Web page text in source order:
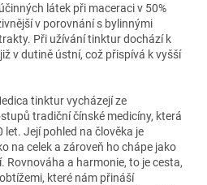
látek při maceraci v 50%
v porovnání s bylinnými
Při užívání tinktur dochází k
v dutině ústní, což přispívá k vyšší
tinktur vycházejí ze
tradiční čínské medicíny, která
let. Její pohled na člověka je
na celek a zároveň ho chápe jako
a harmonie, to je cesta,
které nám přináší